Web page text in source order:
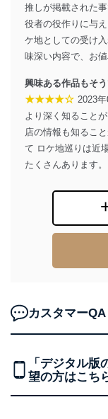
改訂：2025年2
制定：2005年4
株式会社富士
代表取締役会
１．個人情報保
当社は以下の
護管理者の責
用・提供・管
株式会社富士
代表取締役会
田 嘉也
No
個人情報の
1
当社の定期購
ービス等を
推しが掲載された
役者の役作りに与
ケ地としての受け
味深い内容で、お
興味ある作品もそ
★★★★☆ 2023
より深く知ること
店の情報も知るこ
て ロケ地巡りは近
たくさんあります。
カスタマーQA
「デジタル
望の方はこち